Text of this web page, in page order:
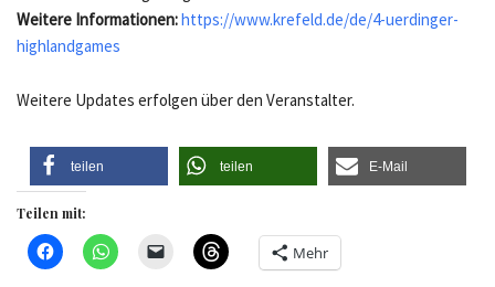
Weitere Informationen:https://www.krefeld.de/de/4-uerdinger-
highlandgames
Weitere Updates erfolgen über den Veranstalter.
teilen teilen E-Mail
Teilen mit:
Mehr